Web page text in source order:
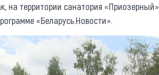
на территории санатория «Приозерный»
«Беларусь.Новости».